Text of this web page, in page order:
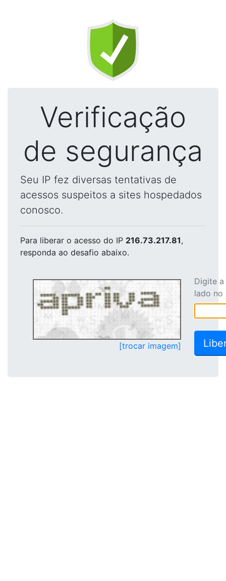
Verificação
de segurança
Seu IP fez diversas tentativas de
acessos suspeitos a sites hospedados
conosco.
Para liberar o acesso do IP 216.73.217.81,
responda ao desafio abaixo.
[trocar imagem]
Digite
lado no